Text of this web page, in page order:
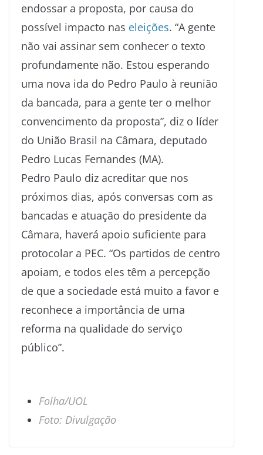
endossar a proposta, por causa do
possível impacto nas eleições. “A gente
não vai assinar sem conhecer o texto
profundamente não. Estou esperando
uma nova ida do Pedro Paulo à reunião
da bancada, para a gente ter o melhor
convencimento da proposta”, diz o líder
do União Brasil na Câmara, deputado
Pedro Lucas Fernandes (MA).
Pedro Paulo diz acreditar que nos
próximos dias, após conversas com as
bancadas e atuação do presidente da
Câmara, haverá apoio suficiente para
protocolar a PEC. “Os partidos de centro
apoiam, e todos eles têm a percepção
de que a sociedade está muito a favor e
reconhece a importância de uma
reforma na qualidade do serviço
público”.
Folha/UOL
Foto: Divulgação